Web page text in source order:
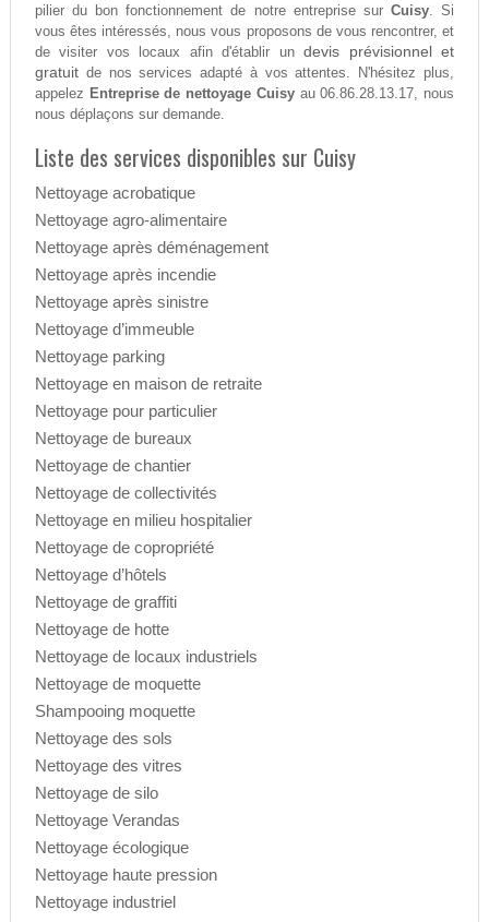
pilier du bon fonctionnement de notre entreprise sur Cuisy. Si
vous êtes intéressés, nous vous proposons de vous rencontrer, et
de visiter vos locaux afin d'établir undevis prévisionnel et
gratuitde nos services adapté à vos attentes. N'hésitez plus,
appelez Entreprise de nettoyage Cuisyau 06.86.28.13.17, nous
nous déplaçons sur demande.
Liste des services disponibles sur Cuisy
Nettoyage acrobatique
Nettoyage agro-alimentaire
Nettoyage après déménagement
Nettoyage après incendie
Nettoyage après sinistre
Nettoyage d’immeuble
Nettoyage parking
Nettoyage en maison de retraite
Nettoyage pour particulier
Nettoyage de bureaux
Nettoyage de chantier
Nettoyage de collectivités
Nettoyage en milieu hospitalier
Nettoyage de copropriété
Nettoyage d’hôtels
Nettoyage de graffiti
Nettoyage de hotte
Nettoyage de locaux industriels
Nettoyage de moquette
Shampooing moquette
Nettoyage des sols
Nettoyage des vitres
Nettoyage de silo
Nettoyage Verandas
Nettoyage écologique
Nettoyage haute pression
Nettoyage industriel